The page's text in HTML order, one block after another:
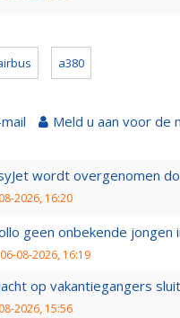
a380
Meld u aan voor de
wordt overgenomen
2026, 16:20
geen onbekende jongen
06-08-2026, 16:19
op vakantiegangers
2026, 15:56